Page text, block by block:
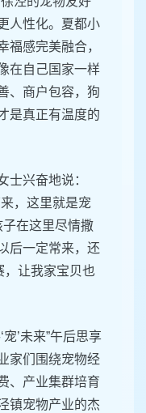
人性化。夏都小
福感完美融合，
在自己国家一样
、商户包容，狗
是真正有温度的
士兴奋地说：
，这里就是宠
子在这里尽情撒
后一定常来，还
，让我家宝贝也
’未来”午后思享
家们围绕宠物经
、产业集群培育
镇宠物产业的杰